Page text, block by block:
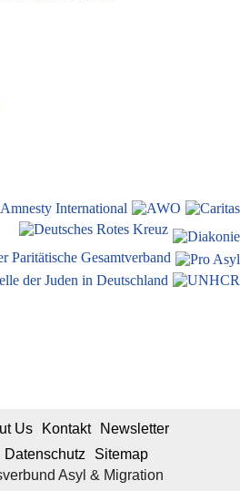
Asyl & Migration
Us Kontakt
Newsletter
Datenschutz Sitemap